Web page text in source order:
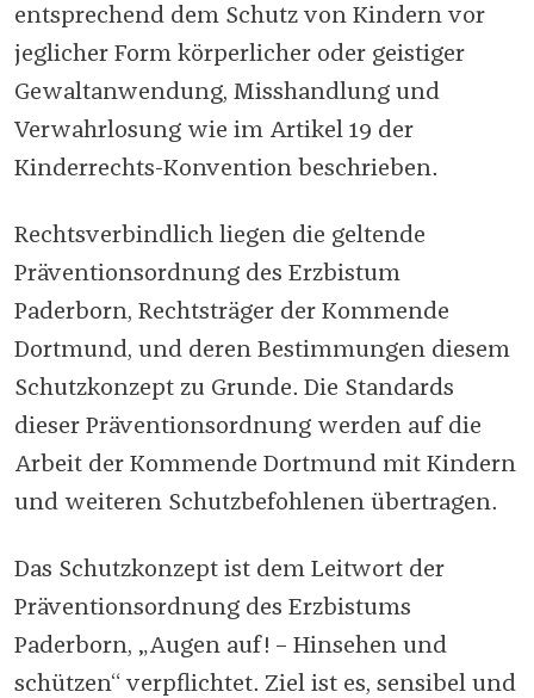
entsprechend dem Schutz von Kindern vor
jeglicher Form körperlicher oder geistiger
Gewaltanwendung, Misshandlung und
Verwahrlosung wie im Artikel 19 der
Kinderrechts-Konvention beschrieben.
Rechtsverbindlich liegen die geltende
Präventionsordnung des Erzbistum
Paderborn, Rechtsträger der Kommende
Dortmund, und deren Bestimmungen diesem
Schutzkonzept zu Grunde. Die Standards
dieser Präventionsordnung werden auf die
Arbeit der Kommende Dortmund mit Kindern
und weiteren Schutzbefohlenen übertragen.
Das Schutzkonzept ist dem Leitwort der
Präventionsordnung des Erzbistums
Paderborn, „Augen auf! – Hinsehen und
schützen“ verpflichtet. Ziel ist es, sensibel und